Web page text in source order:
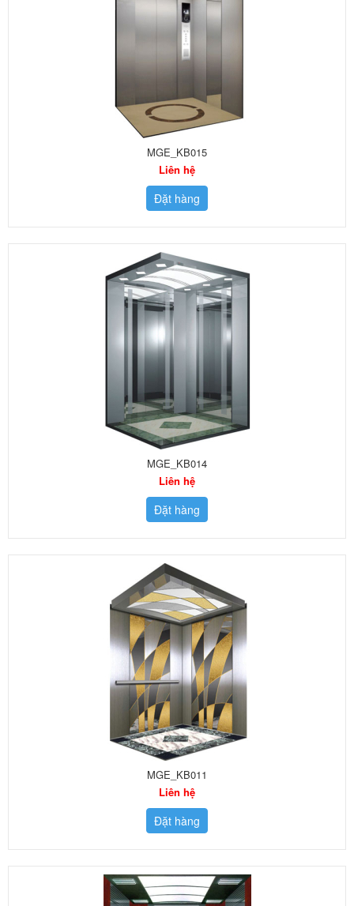
MGE_KB015
Liên hệ
Đặt hàng
MGE_KB014
Liên hệ
Đặt hàng
MGE_KB011
Liên hệ
Đặt hàng